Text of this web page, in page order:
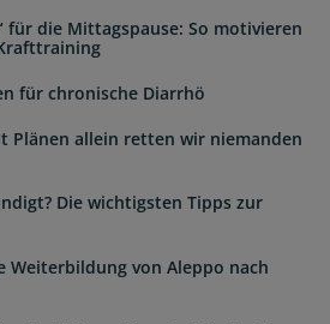
für die Mittagspause: So motivieren
für chronische Diarrhö
Plänen allein retten wir niemanden
Die wichtigsten Tipps zur
Weiterbildung von Aleppo nach